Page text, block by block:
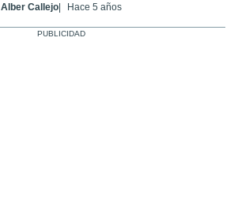
Alber Callejo Hace 5 años